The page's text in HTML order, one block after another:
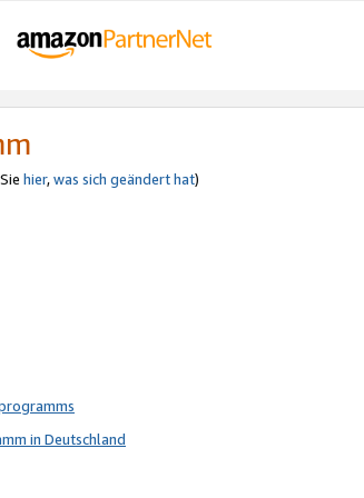
hier,was sich geändert hat)
in Deutschland